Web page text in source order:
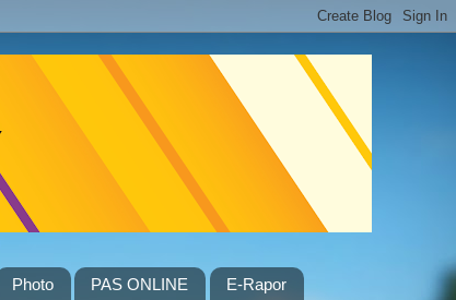
Photo PAS ONLINE E-Rapor